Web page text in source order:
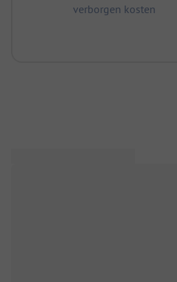
verborgen kosten